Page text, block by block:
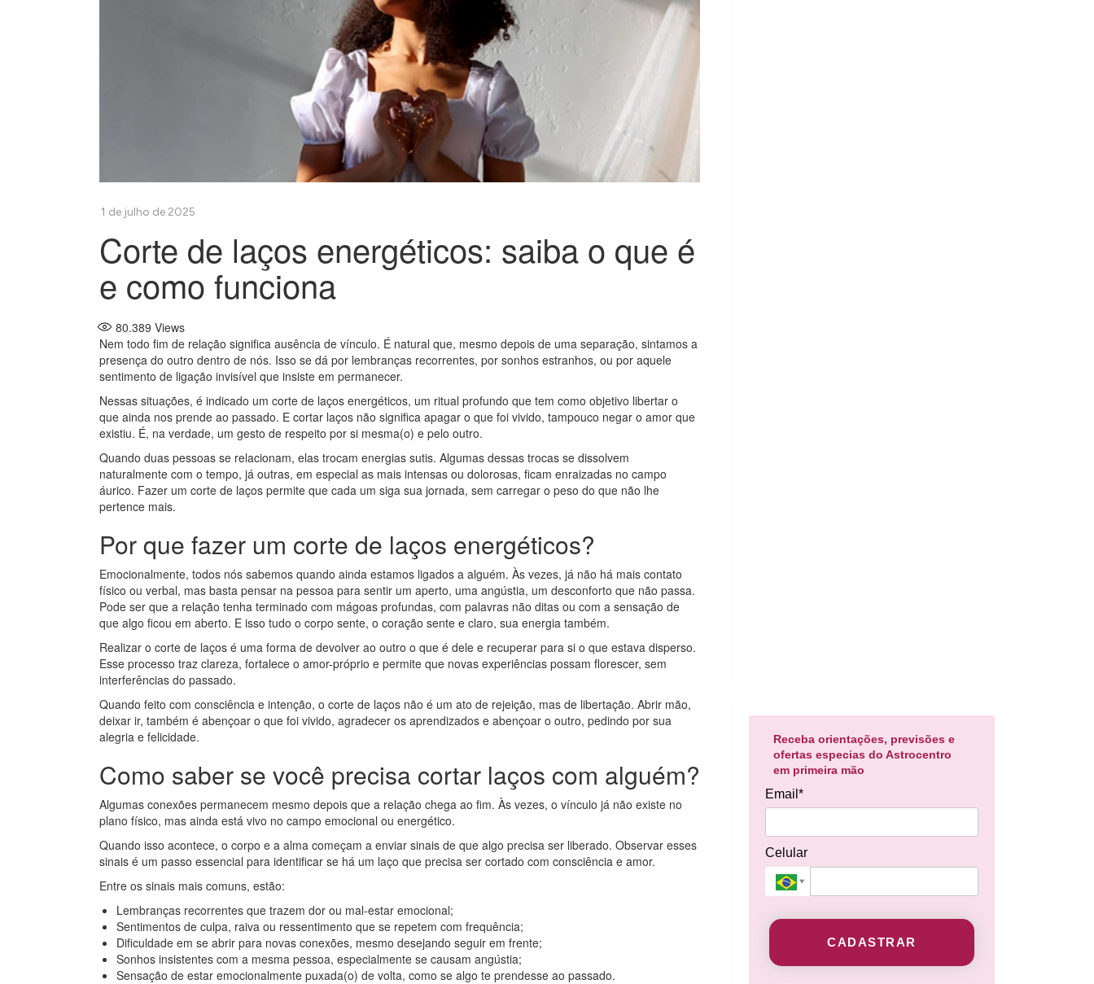
Corte de laços energéticos: saiba o que é
e como funciona
80.389 Views
Nem todo fim de relação significa ausência de vínculo. É natural que, mesmo depois de uma separação, sintamos a
presença do outro dentro de nós. Isso se dá por lembranças recorrentes, por sonhos estranhos, ou por aquele
sentimento de ligação invisível que insiste em permanecer.
Nessas situações, é indicado um corte de laços energéticos, um ritual profundo que tem como objetivo libertar o
que ainda nos prende ao passado. E cortar laços não significa apagar o que foi vivido, tampouco negar o amor que
existiu. É, na verdade, um gesto de respeito por si mesma(o) e pelo outro.
Quando duas pessoas se relacionam, elas trocam energias sutis. Algumas dessas trocas se dissolvem
naturalmente com o tempo, já outras, em especial as mais intensas ou dolorosas, ficam enraizadas no campo
áurico. Fazer um corte de laços permite que cada um siga sua jornada, sem carregar o peso do que não lhe
pertence mais.
Por que fazer um corte de laços energéticos?
Emocionalmente, todos nós sabemos quando ainda estamos ligados a alguém. Às vezes, já não há mais contato
físico ou verbal, mas basta pensar na pessoa para sentir um aperto, uma angústia, um desconforto que não passa.
Pode ser que a relação tenha terminado com mágoas profundas, com palavras não ditas ou com a sensação de
que algo ficou em aberto. E isso tudo o corpo sente, o coração sente e claro, sua energia também.
Realizar o corte de laços é uma forma de devolver ao outro o que é dele e recuperar para si o que estava disperso.
Esse processo traz clareza, fortalece o amor-próprio e permite que novas experiências possam florescer, sem
interferências do passado.
Quando feito com consciência e intenção, o corte de laços não é um ato de rejeição, mas de libertação. Abrir mão,
deixar ir, também é abençoar o que foi vivido, agradecer os aprendizados e abençoar o outro, pedindo por sua
alegria e felicidade.
Como saber se você precisa cortar laços com alguém?
Algumas conexões permanecem mesmo depois que a relação chega ao fim. Às vezes, o vínculo já não existe no
plano físico, mas ainda está vivo no campo emocional ou energético.
Quando isso acontece, o corpo e a alma começam a enviar sinais de que algo precisa ser liberado. Observar esses
sinais é um passo essencial para identificar se há um laço que precisa ser cortado com consciência e amor.
Entre os sinais mais comuns, estão:
Lembranças recorrentes que trazem dor ou mal-estar emocional;
Sentimentos de culpa, raiva ou ressentimento que se repetem com frequência;
Dificuldade em se abrir para novas conexões, mesmo desejando seguir em frente;
Sonhos insistentes com a mesma pessoa, especialmente se causam angústia;
Sensação de estar emocionalmente puxada(o) de volta, como se algo te prendesse ao passado.
Receba orientações, previsões e
ofertas especias do Astrocentro
em primeira mão
Email*
Celular
CADASTRAR